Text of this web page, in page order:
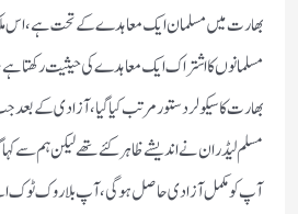
بھارت میں مسلمان ایک معاہدے کے تحت ہے،اس
مسلمانوں کا اشتراک ایک معاہدے کی حیثیت
بھارت کا سیکولر دستور مرتب کیاگیا،آزادی کے بعد
مسلم لیڈران نے اندیشے ظاہر کئے تھے لیکن ہم سے کہا
آپ کو مکمل آزادی حاصل ہوگی،آپ بلاروک ٹوک